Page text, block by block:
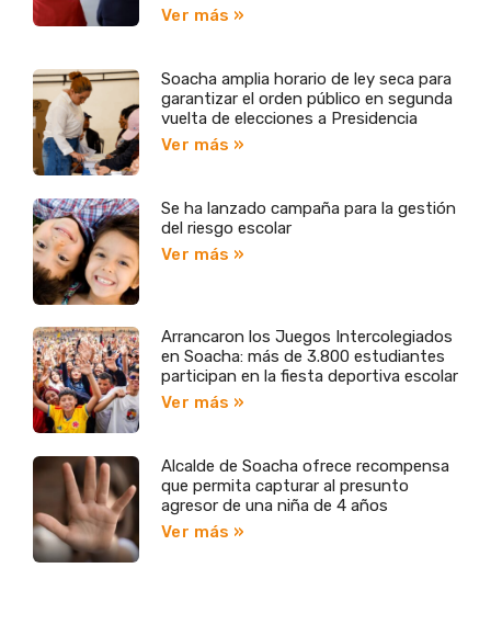
Ver más »
Soacha amplia horario de ley seca para
garantizar el orden público en segunda
vuelta de elecciones a Presidencia
Ver más »
Se ha lanzado campaña para la gestión
del riesgo escolar
Ver más »
Arrancaron los Juegos Intercolegiados
en Soacha: más de 3.800 estudiantes
participan en la fiesta deportiva escolar
Ver más »
Alcalde de Soacha ofrece recompensa
que permita capturar al presunto
agresor de una niña de 4 años
Ver más »